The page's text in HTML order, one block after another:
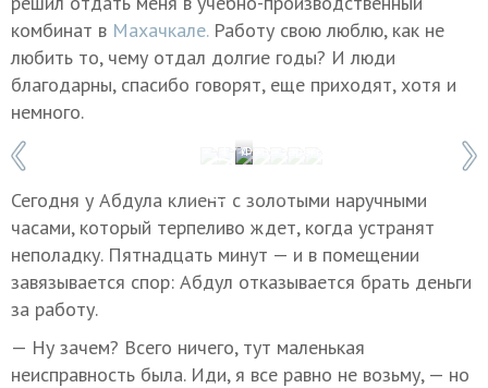
комбинат в Махачкале.Работу свою люблю, как не
любить то, чему отдал долгие годы? И люди
благодарны, спасибо говорят, еще приходят, хотя и
немного.
Фото: Зарема Алиева
1 / 7
Сегодня у Абдула клиент с золотыми наручными
часами, который терпеливо ждет, когда устранят
неполадку. Пятнадцать минут — и в помещении
завязывается спор: Абдул отказывается брать деньги
за работу.
— Ну зачем? Всего ничего, тут маленькая
неисправность была. Иди, я все равно не возьму, — но